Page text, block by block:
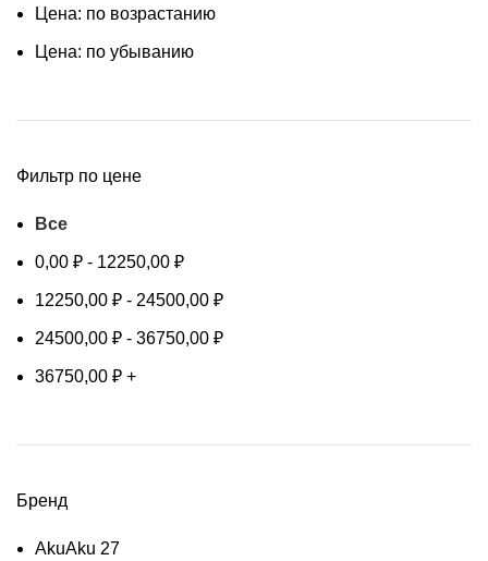
Цена: по возрастанию
Цена: по убыванию
Фильтр по цене
Все
0,00 ₽ - 12250,00 ₽
12250,00 ₽ - 24500,00 ₽
24500,00 ₽ - 36750,00 ₽
36750,00 ₽ +
Бренд
AkuAku 27